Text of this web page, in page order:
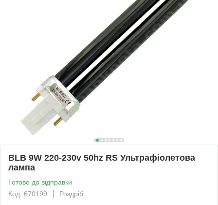
BLB 9W 220-230v 50hz RS Ультрафіолетова
лампа
Готово до відправки
Код: 670199
Роздріб